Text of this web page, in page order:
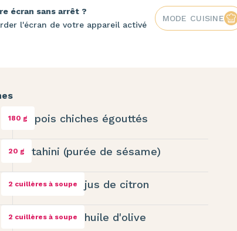
écran sans arrêt ?
l'écran de votre appareil activé
MODE CUISINE
180 g pois chiches égouttés
20 g tahini (purée de sésame)
2 cuillères à soupe jus de citron
2 cuillères à soupe huile d'olive